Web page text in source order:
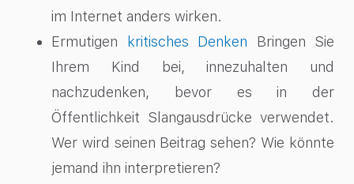
im Internet anders wirken.
Ermutigen kritisches Denken Bringen Sie
Ihrem Kind bei, innezuhalten und
nachzudenken, bevor es in der
Öffentlichkeit Slangausdrücke verwendet.
Wer wird seinen Beitrag sehen? Wie könnte
jemand ihn interpretieren?